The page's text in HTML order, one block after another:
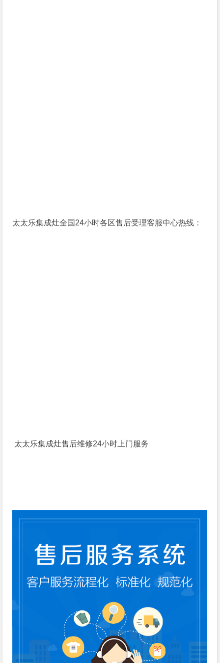
太太乐集成灶全国24小时各区售后受理客服中心热线：
太太乐集成灶售后维修24小时上门服务